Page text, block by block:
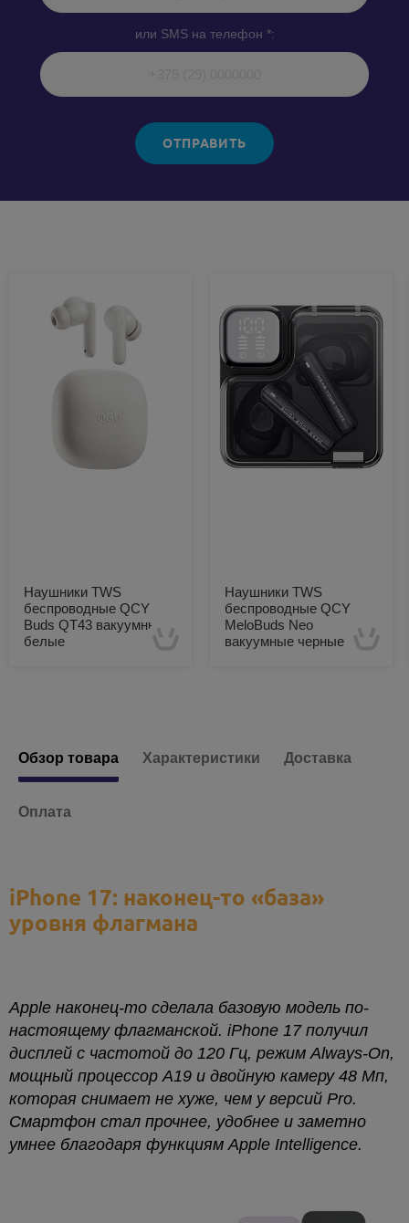
или SMS на телефон *:
ОТПРАВИТЬ
Наушники TWS
беспроводные QCY
Buds QT43 вакуумные
белые
Наушники TWS
беспроводные QCY
MeloBuds Neo
вакуумные черные
Обзор товара Характеристики Доставка
Оплата
iPhone 17: наконец-то «база»
уровня флагмана
Apple наконец-то сделала базовую модель по-
настоящему флагманской. iPhone 17 получил
дисплей с частотой до 120 Гц, режим Always-On,
мощный процессор A19 и двойную камеру 48 Мп,
которая снимает не хуже, чем у версий Pro.
Смартфон стал прочнее, удобнее и заметно
умнее благодаря функциям Apple Intelligence.